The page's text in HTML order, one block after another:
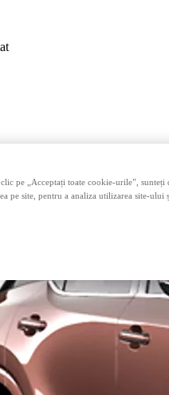
clic pe „Acceptați toate cookie-urile”,
pe site, pentru a analiza utilizarea site-